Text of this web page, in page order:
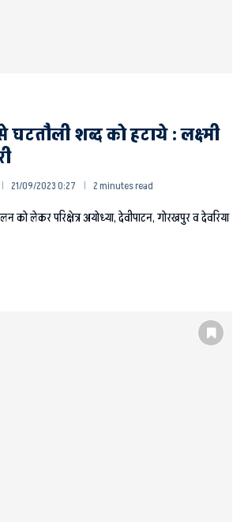
घटतौली शब्द को हटाये : लक्ष्मी
21/09/2023 0:27 2 minutes read
को लेकर परिक्षेत्र अयोध्या, देवीपाटन, गोरखपुर व देवरिया